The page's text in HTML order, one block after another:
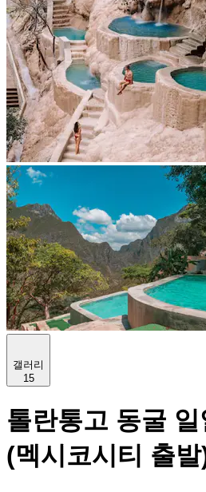
갤러리
15
톨란통고 동굴 일
(멕시코시티 출발